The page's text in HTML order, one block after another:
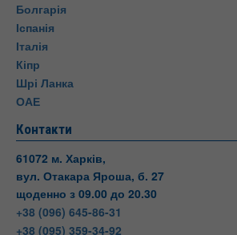
Болгарія
Іспанія
Італія
Кіпр
Шрі Ланка
ОАЕ
Контакти
61072 м. Харків,
вул. Отакара Яроша, б. 27
щоденно з 09.00 до 20.30
+38 (096) 645-86-31
+38 (095) 359-34-92